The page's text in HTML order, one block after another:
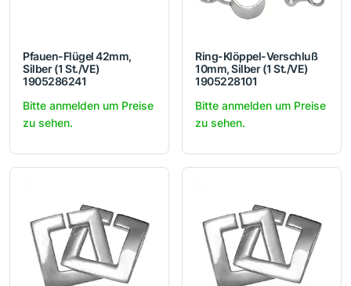
Pfauen-Flügel 42mm,
Silber (1 St./VE)
1905286241
Bitte anmelden um Preise
zu sehen.
Ring-Klöppel-Verschluß
10mm, Silber (1 St./VE)
1905228101
Bitte anmelden um Preise
zu sehen.